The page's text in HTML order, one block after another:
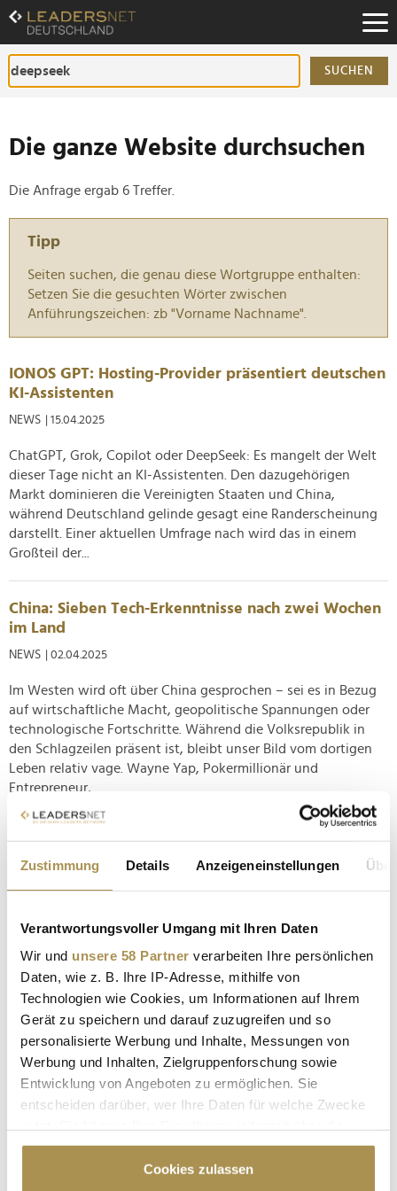
Zustimmung Details Anzeigeneinstellungen
Verantwortungsvoller Umgang mit Ihren Daten
Wir und unsere 58 Partner verarbeiten Ihre persönlichen
Daten, wie z. B. Ihre IP-Adresse, mithilfe von
Technologien wie Cookies, um Informationen auf Ihrem
Gerät zu speichern und darauf zuzugreifen und so
personalisierte Werbung und Inhalte, Messungen von
Werbung und Inhalten, Zielgruppenforschung sowie
Entwicklung von Angeboten zu ermöglichen. Sie
entscheiden darüber, wer Ihre Daten für welche Zwecke
Cookie-Erklärung oder durch Klicken auf das Privacy
Trigger Symbol ändern oder widerrufen
Cookies zulassen
Zum
Inhalt
Zur
Fußzeilen-
Navigation
SUCHEN
Die ganze Website durchsuchen
Die Anfrage ergab 6 Treffer.
Tipp
Seiten suchen, die genau diese Wortgruppe enthalten:
Setzen Sie die gesuchten Wörter zwischen
Anführungszeichen: zb "Vorname Nachname".
IONOS GPT: Hosting-Provider präsentiert deutschen
KI-Assistenten
NEWS | 15.04.2025
ChatGPT, Grok, Copilot oder DeepSeek: Es mangelt der Welt
dieser Tage nicht an KI-Assistenten. Den dazugehörigen
Markt dominieren die Vereinigten Staaten und China,
während Deutschland gelinde gesagt eine Randerscheinung
darstellt. Einer aktuellen Umfrage nach wird das in einem
Großteil der...
China: Sieben Tech-Erkenntnisse nach zwei Wochen
im Land
NEWS | 02.04.2025
Im Westen wird oft über China gesprochen – sei es in Bezug
auf wirtschaftliche Macht, geopolitische Spannungen oder
technologische Fortschritte. Während die Volksrepublik in
den Schlagzeilen präsent ist, bleibt unser Bild vom dortigen
Leben relativ vage. Wayne Yap, Pokermillionär und
Entrepreneur,...
Sam Altman kündigt OpenAI-Roadmap an
NEWS | 13.02.2025
Einzelmodelle soll ein einheitliches KI-System entstehen. CEO
Produktpalette profitieren könnten – und welche
Herausforderungen dabei auf OpenAI warten. Während
Konkurrenten wie Google und...
Das Jevons-Paradoxon: Warum alle darüber reden –
und was es mit DeepSeek zu tun hat
NEWS | 05.02.2025